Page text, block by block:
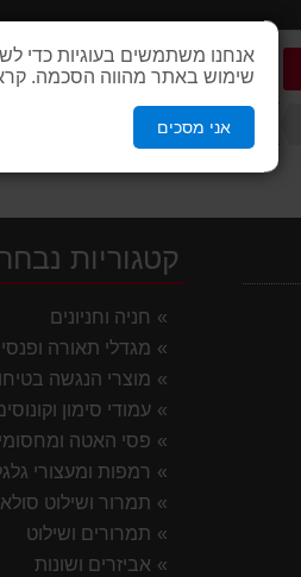
אנחנו משתמשים בעוגיות כדי
שימוש באתר מהווה הסכמה.
אני מסכים
רמפות למדרכה
קטגוריות
חניה וחניונים
מגדלי תאורה
מוצרי הנגשה
עמודי סימון
פסי האטה
רמפות ומעצורי
תמרור ושילוט
תמרורים ושילוט
אביזרים ושונות